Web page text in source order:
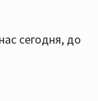
сегодня, до